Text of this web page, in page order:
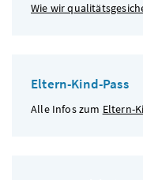
Wie wir
Eltern-Kind-Pass
Alle Infos zum Eltern-